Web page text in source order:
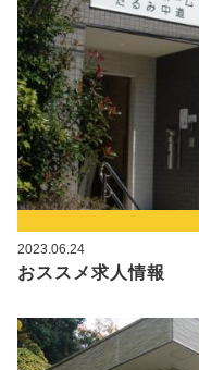
2023.06.24
おススメ求人情報